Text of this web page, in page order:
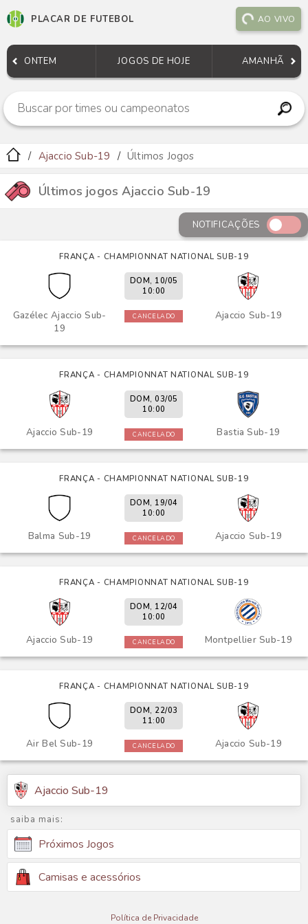
PLACAR DE FUTEBOL AO VIVO
ONTEM JOGOS DE HOJE AMANHÃ
Ajaccio Sub-19 Últimos Jogos
Últimos jogos Ajaccio Sub-19
NOTIFICAÇÕES
FRANÇA - CHAMPIONNAT NATIONAL SUB-19
Gazélec Ajaccio Sub-
19
Ajaccio Sub-19
DOM, 10/05
10:00
CANCELADO
FRANÇA - CHAMPIONNAT NATIONAL SUB-19
Ajaccio Sub-19 Bastia Sub-19
DOM, 03/05
10:00
CANCELADO
FRANÇA - CHAMPIONNAT NATIONAL SUB-19
Balma Sub-19 Ajaccio Sub-19
DOM, 19/04
10:00
CANCELADO
FRANÇA - CHAMPIONNAT NATIONAL SUB-19
Ajaccio Sub-19 Montpellier Sub-19
DOM, 12/04
10:00
CANCELADO
FRANÇA - CHAMPIONNAT NATIONAL SUB-19
Air Bel Sub-19 Ajaccio Sub-19
DOM, 22/03
11:00
CANCELADO
Ajaccio Sub-19
saiba mais:
Próximos Jogos
Camisas e acessórios
Política de Privacidade